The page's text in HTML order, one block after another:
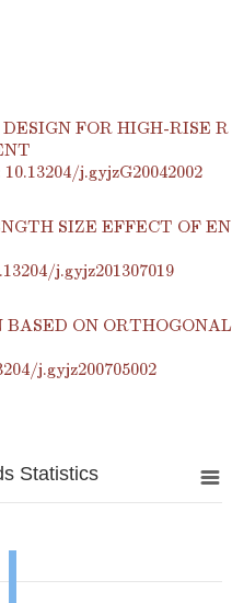
FOR HIGH-RISE R
10.13204/j.gyjzG20042002
SIZE EFFECT OF EN
j.gyjz201307019
ON ORTHOGONAL
j.gyjz200705002
Statistics